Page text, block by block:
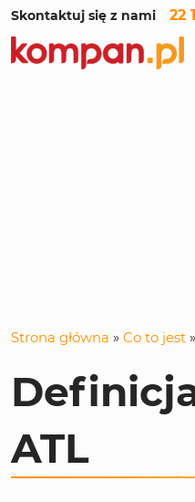
Skontaktuj się z nami 22
Strona główna » Co to jest »
ATL